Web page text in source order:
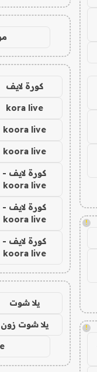
!
!
كورة لايف
kora live
koora live
koora live
كورة لايف -
koora live
كورة لايف -
koora live
كورة لايف -
koora live
يلا شوت
يلا شوت زون